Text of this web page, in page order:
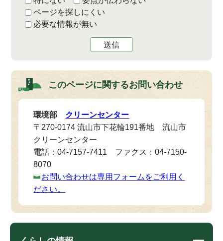
ページを探しにくい
必要な情報が無い
送信
このページに関するお問い合わせ
環境部 クリーンセンター
〒270-0174 流山市下花輪191番地 流山市
クリーンセンター
電話：04-7157-7411 ファクス：04-7150-
8070
お問い合わせは専用フォームをご利用く
ださい。